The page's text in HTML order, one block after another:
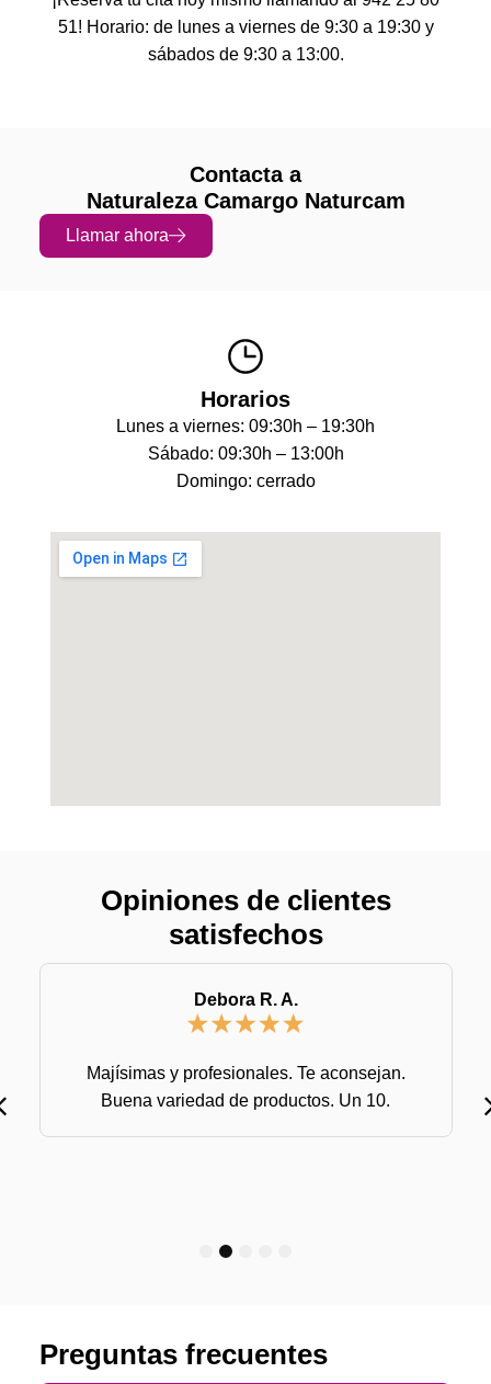
51! Horario: de lunes a viernes de 9:30 a 19:30 y
sábados de 9:30 a 13:00.
Contacta a
Naturaleza Camargo Naturcam
Llamar ahora
Horarios
Lunes a viernes: 09:30h – 19:30h
Sábado: 09:30h – 13:00h
Domingo: cerrado
Opiniones de clientes
satisfechos
Debora R. A.
Majísimas y profesionales. Te aconsejan.
Buena variedad de productos. Un 10.
5
Preguntas frecuentes